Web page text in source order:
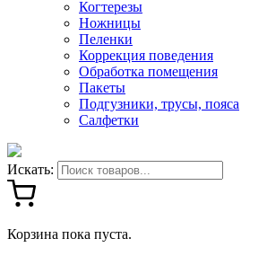
Когтерезы
Ножницы
Пеленки
Коррекция поведения
Обработка помещения
Пакеты
Подгузники, трусы, пояса
Салфетки
Искать:
Корзина пока пуста.